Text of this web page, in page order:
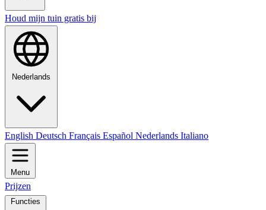
Houd mijn tuin gratis bij
Nederlands
English Deutsch Français Español Nederlands Italiano
Menu
Prijzen
Functies